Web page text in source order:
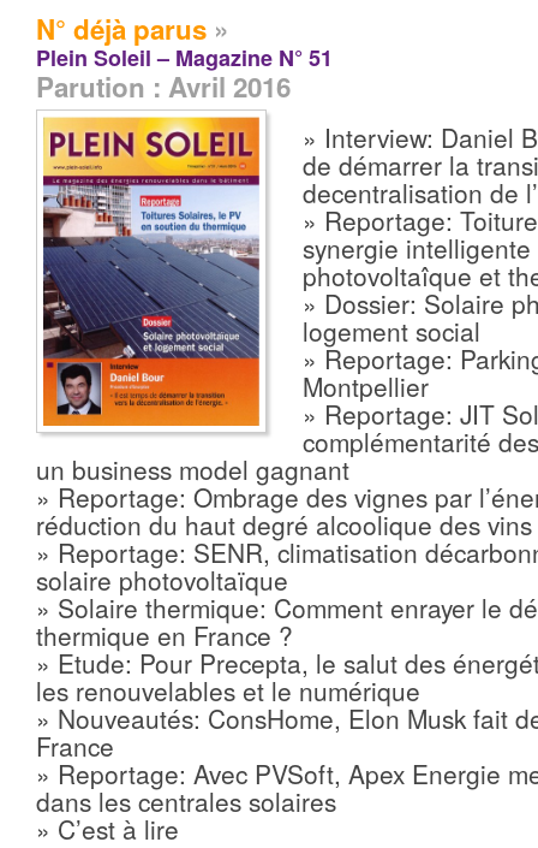
N° déjà parus »
Plein Soleil – Magazine N° 51
Parution : Avril 2016
» Interview: Daniel
de démarrer la
decentralisation de
» Reportage:
synergie
photovoltaîque et
» Dossier: Solaire
logement social
» Reportage:
Montpellier
» Reportage: JIT
complémentarité
un business model gagnant
» Reportage: Ombrage des vignes par
réduction du haut degré alcoolique des vins
» Reportage: SENR, climatisation
solaire photovoltaïque
» Solaire thermique: Comment enrayer le
thermique en France ?
» Etude: Pour Precepta, le salut des
les renouvelables et le numérique
» Nouveautés: ConsHome, Elon Musk fait
France
» Reportage: Avec PVSoft, Apex Energie
dans les centrales solaires
» C’est à lire